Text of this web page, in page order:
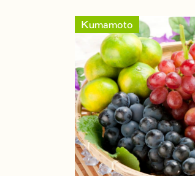
Kumamoto